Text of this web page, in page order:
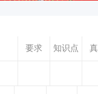
要求 知识点